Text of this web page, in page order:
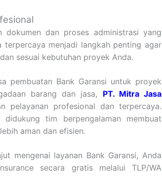
dokumen dan proses administrasi yang
menjadi langkah penting agar
sesuai kebutuhan proyek Anda.
pembuatan Bank Garansi untuk proyek
barang dan jasa, PT. Mitra Jasa
pelayanan profesional dan terpercaya.
tim berpengalaman membuat
aman dan efisien.
mengenai layanan Bank Garansi, Anda
secara gratis melalui TLP/WA